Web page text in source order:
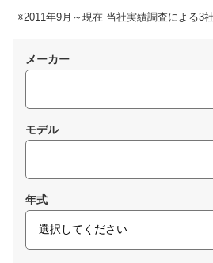
※2011年9月～現在 当社実績調査による3
メーカー
モデル
年式